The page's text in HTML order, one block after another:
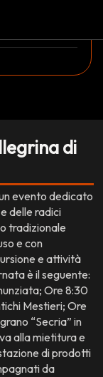
di
evento dedicato
delle radici
tradizionale
e con
e attività
è il seguente:
Ore 8:30
Mestieri; Ore
“Secria” in
alla mietitura e
di prodotti
da